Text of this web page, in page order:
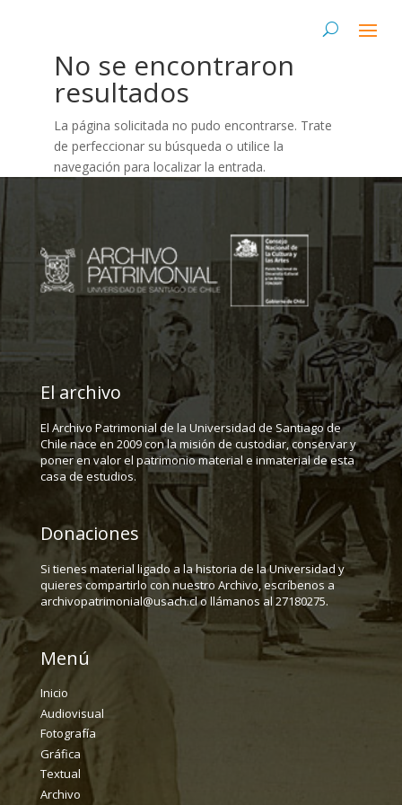
No se encontraron
resultados
La página solicitada no pudo encontrarse. Trate
de perfeccionar su búsqueda o utilice la
navegación para localizar la entrada.
El archivo
El Archivo Patrimonial de la Universidad de Santiago de
Chile nace en 2009 con la misión de custodiar, conservar y
poner en valor el patrimonio material e inmaterial de esta
casa de estudios.
Donaciones
Si tienes material ligado a la historia de la Universidad y
quieres compartirlo con nuestro Archivo, escríbenos a
archivopatrimonial@usach.cl o llámanos al 27180275.
Menú
Inicio
Audiovisual
Fotografía
Gráfica
Textual
Archivo